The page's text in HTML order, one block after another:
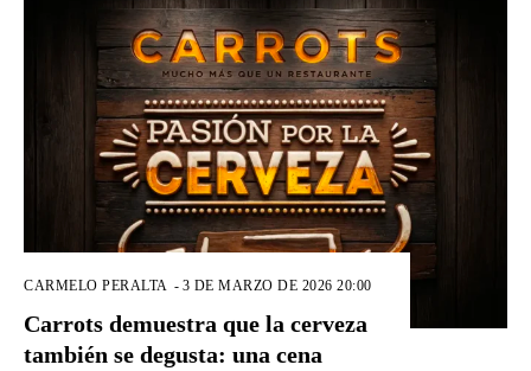
CARMELO PERALTA - 3 DE MARZO DE 2026 20:00
Carrots demuestra que la cerveza
también se degusta: una cena